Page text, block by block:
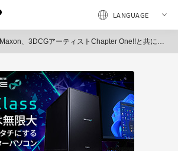
Maxon、3DCGアーティストChapter One!!と共に、ZBrush for iPadを使用したキャラクターの制作メイキングをPDF冊子を制作。無料ダウンロード開始。